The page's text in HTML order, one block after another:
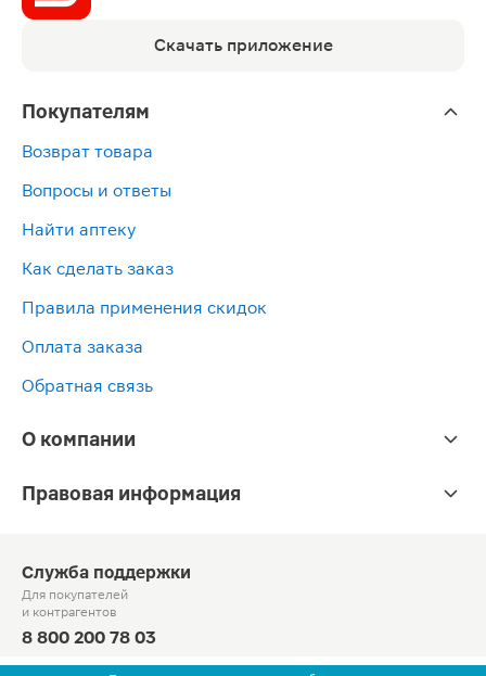
Скачать приложение
Покупателям
Возврат товара
Вопросы и ответы
Найти аптеку
Как сделать заказ
Правила применения скидок
Оплата заказа
Обратная связь
О компании
Правовая информация
Служба поддержки
Для покупателей
и контрагентов
8 800 200 78 03
Круглосуточно, звонок по России бесплатный